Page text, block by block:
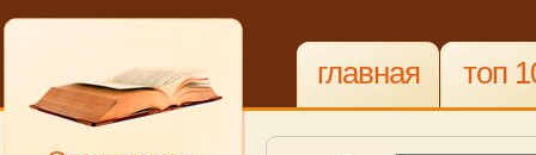
главная топ